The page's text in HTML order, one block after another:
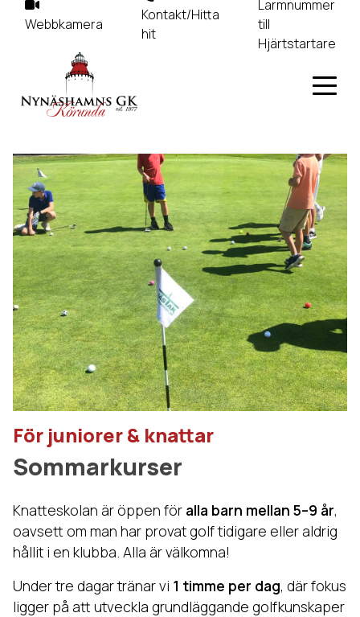
Webbkamera
Kontakt/Hitta
hit
Larmnummer
till
Hjärtstartare
För juniorer & knattar
Sommarkurser
Knatteskolan är öppen för alla barn mellan 5–9 år,
oavsett om man har provat golf tidigare eller aldrig
hållit i en klubba. Alla är välkomna!
Under tre dagar tränar vi 1 timme per dag, där fokus
ligger på att utveckla grundläggande golfkunskaper